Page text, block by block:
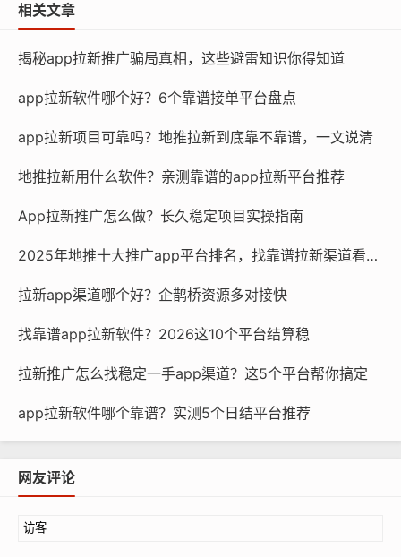
相关文章
揭秘app拉新推广骗局真相，这些避雷知识你得知道
app拉新软件哪个好？6个靠谱接单平台盘点
app拉新项目可靠吗？地推拉新到底靠不靠谱，一文说清
地推拉新用什么软件？亲测靠谱的app拉新平台推荐
App拉新推广怎么做？长久稳定项目实操指南
2025年地推十大推广app平台排名，找靠谱拉新渠道看这篇
拉新app渠道哪个好？企鹊桥资源多对接快
找靠谱app拉新软件？2026这10个平台结算稳
拉新推广怎么找稳定一手app渠道？这5个平台帮你搞定
app拉新软件哪个靠谱？实测5个日结平台推荐
网友评论